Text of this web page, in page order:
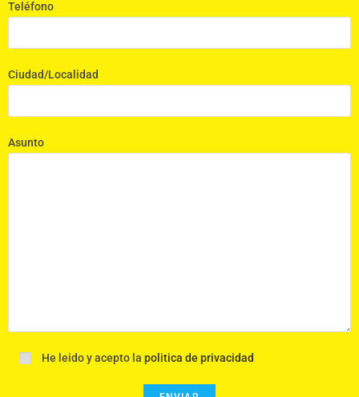
Teléfono
Ciudad/Localidad
Asunto
He leido y acepto la politica de privacidad